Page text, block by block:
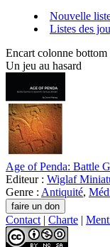
Nouvelle
Listes des
Encart colonne
Un jeu au hasard
Age of Penda: Battle
Editeur : Wiglaf
Genre : Antiquité,
Contact | Charte |